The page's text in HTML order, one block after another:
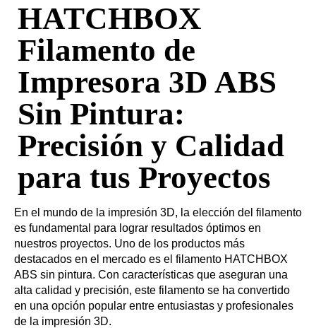
HATCHBOX
Filamento de
Impresora 3D ABS
Sin Pintura:
Precisión y Calidad
para tus Proyectos
En el mundo de la impresión 3D, la elección del filamento
es fundamental para lograr resultados óptimos en
nuestros proyectos. Uno de los productos más
destacados en el mercado es el filamento HATCHBOX
ABS sin pintura. Con características que aseguran una
alta calidad y precisión, este filamento se ha convertido
en una opción popular entre entusiastas y profesionales
de la impresión 3D.